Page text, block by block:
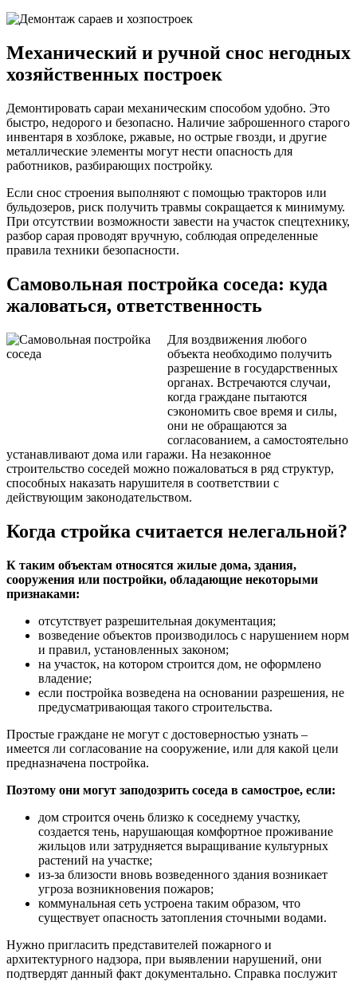
Механический и ручной снос негодных
хозяйственных построек
Демонтировать сараи механическим способом удобно. Это
быстро, недорого и безопасно. Наличие заброшенного старого
инвентаря в хозблоке, ржавые, но острые гвозди, и другие
металлические элементы могут нести опасность для
работников, разбирающих постройку.
Если снос строения выполняют с помощью тракторов или
бульдозеров, риск получить травмы сокращается к минимуму.
При отсутствии возможности завести на участок спецтехнику,
разбор сарая проводят вручную, соблюдая определенные
правила техники безопасности.
Самовольная постройка соседа: куда
жаловаться, ответственность
Для воздвижения любого
объекта необходимо получить
разрешение в государственных
органах. Встречаются случаи,
когда граждане пытаются
сэкономить свое время и силы,
они не обращаются за
согласованием, а самостоятельно
устанавливают дома или гаражи. На незаконное
строительство соседей можно пожаловаться в ряд структур,
способных наказать нарушителя в соответствии с
действующим законодательством.
Когда стройка считается нелегальной?
К таким объектам относятся жилые дома, здания,
сооружения или постройки, обладающие некоторыми
признаками:
отсутствует разрешительная документация;
возведение объектов производилось с нарушением норм
и правил, установленных законом;
на участок, на котором строится дом, не оформлено
владение;
если постройка возведена на основании разрешения, не
предусматривающая такого строительства.
Простые граждане не могут с достоверностью узнать –
имеется ли согласование на сооружение, или для какой цели
предназначена постройка.
Поэтому они могут заподозрить соседа в самострое, если:
дом строится очень близко к соседнему участку,
создается тень, нарушающая комфортное проживание
жильцов или затрудняется выращивание культурных
растений на участке;
из-за близости вновь возведенного здания возникает
угроза возникновения пожаров;
коммунальная сеть устроена таким образом, что
существует опасность затопления сточными водами.
Нужно пригласить представителей пожарного и
архитектурного надзора, при выявлении нарушений, они
подтвердят данный факт документально. Справка послужит